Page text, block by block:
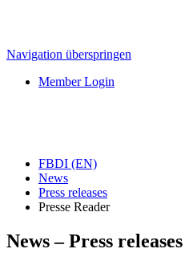
Navigation überspringen
Member Login
FBDI (EN)
News
Press releases
Presse Reader
News – Press releases